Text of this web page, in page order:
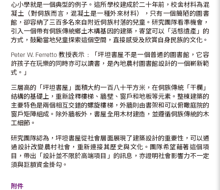
心小學就是一個典型的例子。這所學校建成於二十年前，校舍材料為混
凝土（對侗族而言，混凝土是一種外來材料），只有一個簡陋的圖書
館，卻容納了三百多名來自附近侗族村落的兒童。研究團隊看準機會，
引入一個帶有侗族傳統鄉土木構基因的建築，寄望可以「活態遺產」的
方式，鼓勵當地兒童探索這個空間，直接感受及欣賞自身民族的文化。
Peter W. Ferretto 教授表示﹕「坪坦書屋不是一個普通的圖書館，它容
許孩子在玩樂的同時亦可以讀書，是內地農村圖書館設計的一個嶄新範
式。」
三層高的「坪坦書屋」面積大約一百八十平方米，在侗族傳統「干欄」
結構的基礎上，重新詮釋樓梯、牆壁、窗戶和地板等元素。整棟建築的
主要特色是兩個相互交錯的螺旋樓梯，外牆則由書架和可以俯瞰庭院的
窗戶矩陣組成。除外牆板外，書屋全用木材建造，並遵循侗族傳統的木
工細節。
研究團隊認為，坪坦書屋從社會層面展現了建築設計的重要性，可以通
過設計改變農村社會，重新連接其歷史與文化。團隊希望藉著這個項
目，帶出「設計並不限於高端項目」的訊息，亦證明社會影響力不一定
須與巨額資金掛勾。
附件